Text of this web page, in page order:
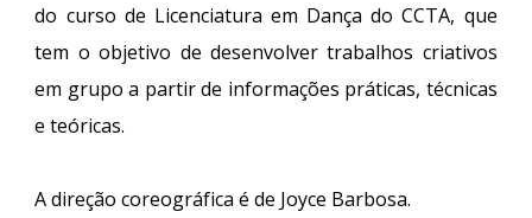
do curso de Licenciatura em Dança do CCTA, que
tem o objetivo de desenvolver trabalhos criativos
em grupo a partir de informações práticas, técnicas
e teóricas.
A direção coreográfica é de Joyce Barbosa.